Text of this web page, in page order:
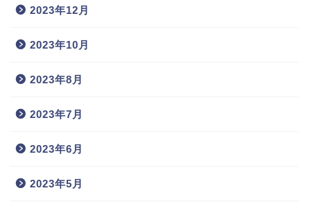
2023年12月
2023年10月
2023年8月
2023年7月
2023年6月
2023年5月